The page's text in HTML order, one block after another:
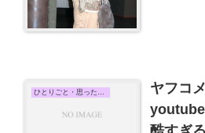
ひとりごと・思ったこと
ヤフコ